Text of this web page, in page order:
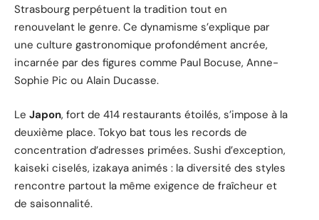
Strasbourg perpétuent la tradition tout en
renouvelant le genre. Ce dynamisme s’explique par
une culture gastronomique profondément ancrée,
incarnée par des figures comme Paul Bocuse, Anne-
Sophie Pic ou Alain Ducasse.
Le Japon, fort de 414 restaurants étoilés, s’impose à la
deuxième place. Tokyo bat tous les records de
concentration d’adresses primées. Sushi d’exception,
kaiseki ciselés, izakaya animés : la diversité des styles
rencontre partout la même exigence de fraîcheur et
de saisonnalité.